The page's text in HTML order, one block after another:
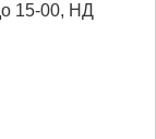
15-00, НД